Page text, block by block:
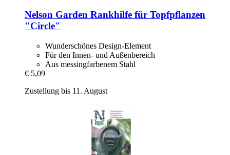
Nelson Garden Rankhilfe für Topfpflanzen
"Circle"
Wunderschönes Design-Element
Für den Innen- und Außenbereich
Aus messingfarbenem Stahl
€ 5,09
Zustellung bis 11. August